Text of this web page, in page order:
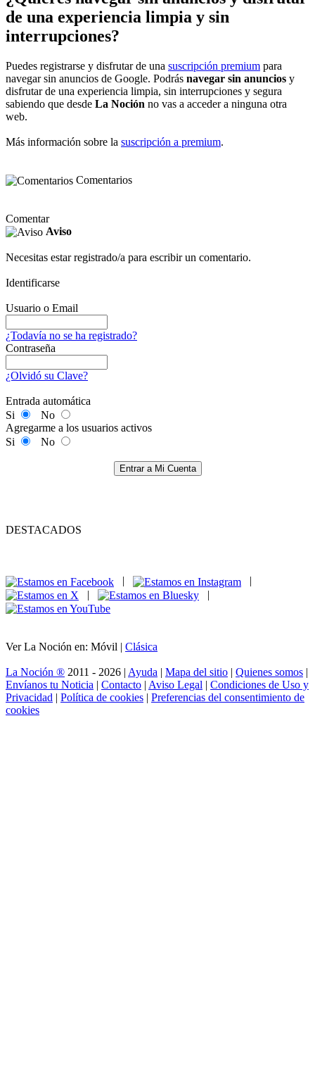
de una experiencia limpia y sin
interrupciones?
Puedes registrarse y disfrutar de una suscripción premium para
navegar sin anuncios de Google. Podrás navegar sin anuncios y
disfrutar de una experiencia limpia, sin interrupciones y segura
sabiendo que desde La Noción no vas a acceder a ninguna otra
web.
Más información sobre la suscripción a premium.
Comentarios
Comentar
Aviso
Necesitas estar registrado/a para escribir un comentario.
Identificarse
Usuario o Email
¿Todavía no se ha registrado?
Contraseña
¿Olvidó su Clave?
Entrada automática
Si
No
Agregarme a los usuarios activos
Si
No
Entrar a Mi Cuenta
DESTACADOS
|
|
|
|
Ver La Noción en: Móvil | Clásica
La Noción ® 2011 - 2026 | Ayuda | Mapa del sitio | Quienes somos |
Envíanos tu Noticia | Contacto | Aviso Legal | Condiciones de Uso y
Privacidad | Política de cookies | Preferencias del consentimiento de
cookies